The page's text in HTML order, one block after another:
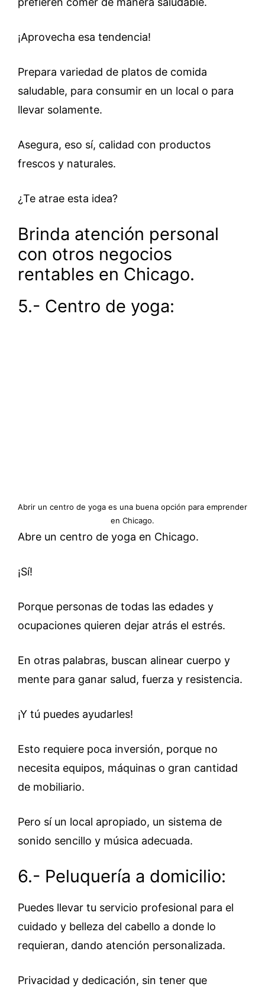
¡Aprovecha esa tendencia!
Prepara variedad de platos de comida
saludable, para consumir en un local o para
llevar solamente.
Asegura, eso sí, calidad con productos
frescos y naturales.
¿Te atrae esta idea?
Brinda atención personal
con otros negocios
rentables en Chicago.
5.- Centro de yoga:
Abrir un centro de yoga es una buena opción para emprender
en Chicago.
Abre un centro de yoga en Chicago.
¡Sí!
Porque personas de todas las edades y
ocupaciones quieren dejar atrás el estrés.
En otras palabras, buscan alinear cuerpo y
mente para ganar salud, fuerza y resistencia.
¡Y tú puedes ayudarles!
Esto requiere poca inversión, porque no
necesita equipos, máquinas o gran cantidad
de mobiliario.
Pero sí un local apropiado, un sistema de
sonido sencillo y música adecuada.
6.- Peluquería a domicilio:
Puedes llevar tu servicio profesional para el
cuidado y belleza del cabello a donde lo
requieran, dando atención personalizada.
Privacidad y dedicación, sin tener que